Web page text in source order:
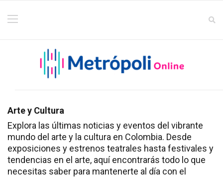
Arte y Cultura
Explora las últimas noticias y eventos del vibrante
mundo del arte y la cultura en Colombia. Desde
exposiciones y estrenos teatrales hasta festivales y
tendencias en el arte, aquí encontrarás todo lo que
necesitas saber para mantenerte al día con el